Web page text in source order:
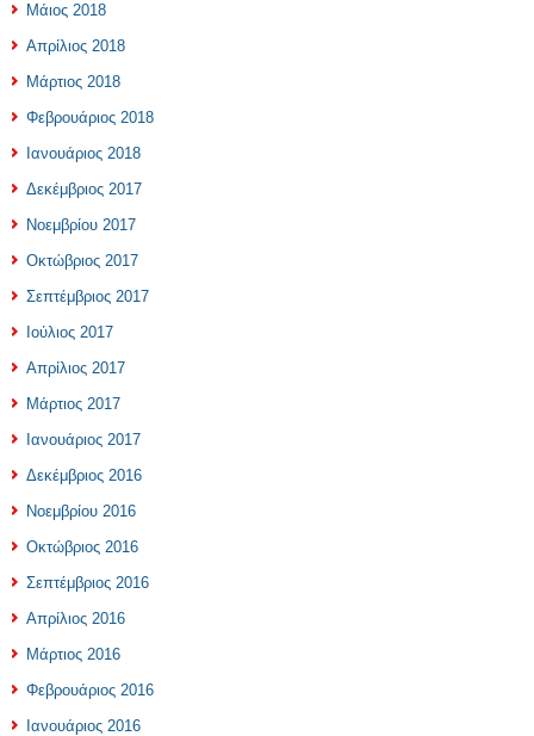
Μάιος 2018
Απρίλιος 2018
Μάρτιος 2018
Φεβρουάριος 2018
Ιανουάριος 2018
Δεκέμβριος 2017
Νοεμβρίου 2017
Οκτώβριος 2017
Σεπτέμβριος 2017
Ιούλιος 2017
Απρίλιος 2017
Μάρτιος 2017
Ιανουάριος 2017
Δεκέμβριος 2016
Νοεμβρίου 2016
Οκτώβριος 2016
Σεπτέμβριος 2016
Απρίλιος 2016
Μάρτιος 2016
Φεβρουάριος 2016
Ιανουάριος 2016